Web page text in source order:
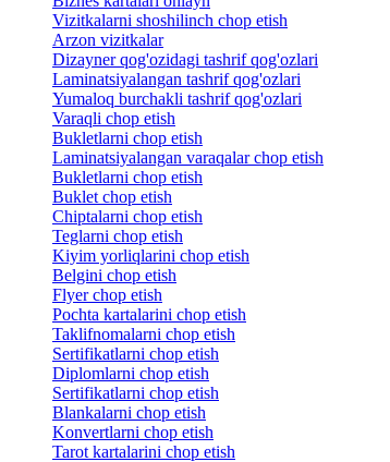
Vizitkalarni shoshilinch chop etish
Arzon vizitkalar
Dizayner qog'ozidagi tashrif qog'ozlari
Laminatsiyalangan tashrif qog'ozlari
Yumaloq burchakli tashrif qog'ozlari
Varaqli chop etish
Bukletlarni chop etish
Laminatsiyalangan varaqalar chop etish
Bukletlarni chop etish
Buklet chop etish
Chiptalarni chop etish
Teglarni chop etish
Kiyim yorliqlarini chop etish
Belgini chop etish
Flyer chop etish
Pochta kartalarini chop etish
Taklifnomalarni chop etish
Sertifikatlarni chop etish
Diplomlarni chop etish
Sertifikatlarni chop etish
Blankalarni chop etish
Konvertlarni chop etish
Tarot kartalarini chop etish